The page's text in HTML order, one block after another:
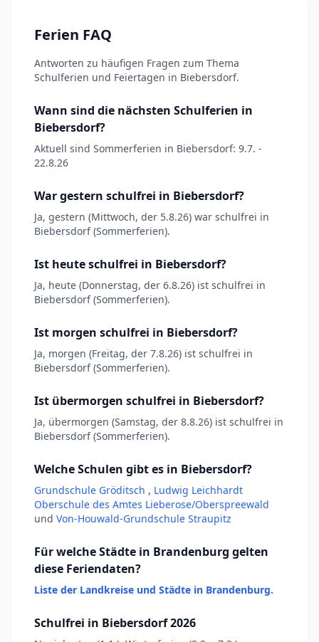
Ferien FAQ
Antworten zu häufigen Fragen zum Thema
Schulferien und Feiertagen in Biebersdorf.
Wann sind die nächsten Schulferien in
Biebersdorf?
Aktuell sind Sommerferien in Biebersdorf: 9.7. -
22.8.26
War gestern schulfrei in Biebersdorf?
Ja, gestern (Mittwoch, der 5.8.26) war schulfrei in
Biebersdorf (Sommerferien).
Ist heute schulfrei in Biebersdorf?
Ja, heute (Donnerstag, der 6.8.26) ist schulfrei in
Biebersdorf (Sommerferien).
Ist morgen schulfrei in Biebersdorf?
Ja, morgen (Freitag, der 7.8.26) ist schulfrei in
Biebersdorf (Sommerferien).
Ist übermorgen schulfrei in Biebersdorf?
Ja, übermorgen (Samstag, der 8.8.26) ist schulfrei in
Biebersdorf (Sommerferien).
Welche Schulen gibt es in Biebersdorf?
Grundschule Gröditsch , Ludwig Leichhardt
Oberschule des Amtes Lieberose/Oberspreewald
und Von-Houwald-Grundschule Straupitz
Für welche Städte in Brandenburg gelten
diese Feriendaten?
Liste der Landkreise und Städte in Brandenburg.
Schulfrei in Biebersdorf 2026